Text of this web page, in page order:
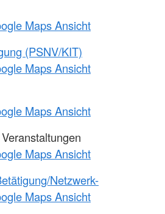
Maps Ansicht
(PSNV/KIT)
Maps Ansicht
Maps Ansicht
Maps Ansicht
Netzwerk-
Maps Ansicht